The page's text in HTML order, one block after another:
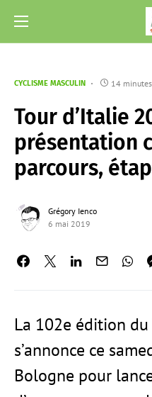
CYCLISME MASCULIN 14
Tour d’Italie
présentation
parcours,
Grégory Ienco
6 mai 2019
La 102e édition du
s’annonce ce
Bologne pour